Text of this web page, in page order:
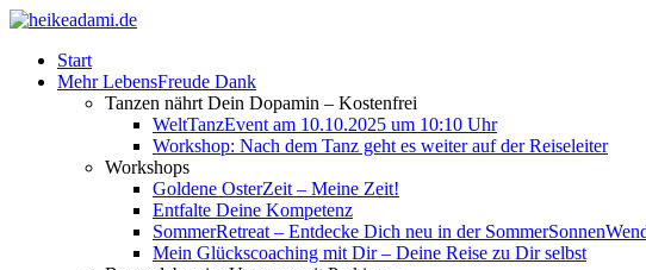
Start
Mehr LebensFreude Dank
Tanzen nährt Dein Dopamin – Kostenfrei
WeltTanzEvent am 10.10.2025 um 10:10 Uhr
Workshop: Nach dem Tanz geht es weiter auf der Reiseleiter
Workshops
Goldene OsterZeit – Meine Zeit!
Entfalte Deine Kompetenz
SommerRetreat – Entdecke Dich neu in der
Mein Glückscoaching mit Dir – Deine Reise zu Dir selbst